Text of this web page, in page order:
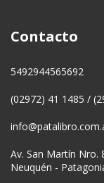
Contacto
5492944565692
(02972) 41 1485 /
Av. San Martín Nro.
Neuquén -